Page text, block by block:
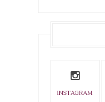
INSTAGRAM